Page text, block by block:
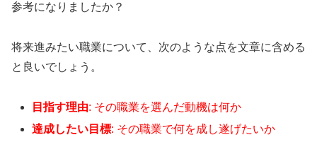
参考になりましたか？
将来進みたい職業について、次のような点を文章に含める
と良いでしょう。
目指す理由: その職業を選んだ動機は何か
達成したい目標: その職業で何を成し遂げたいか